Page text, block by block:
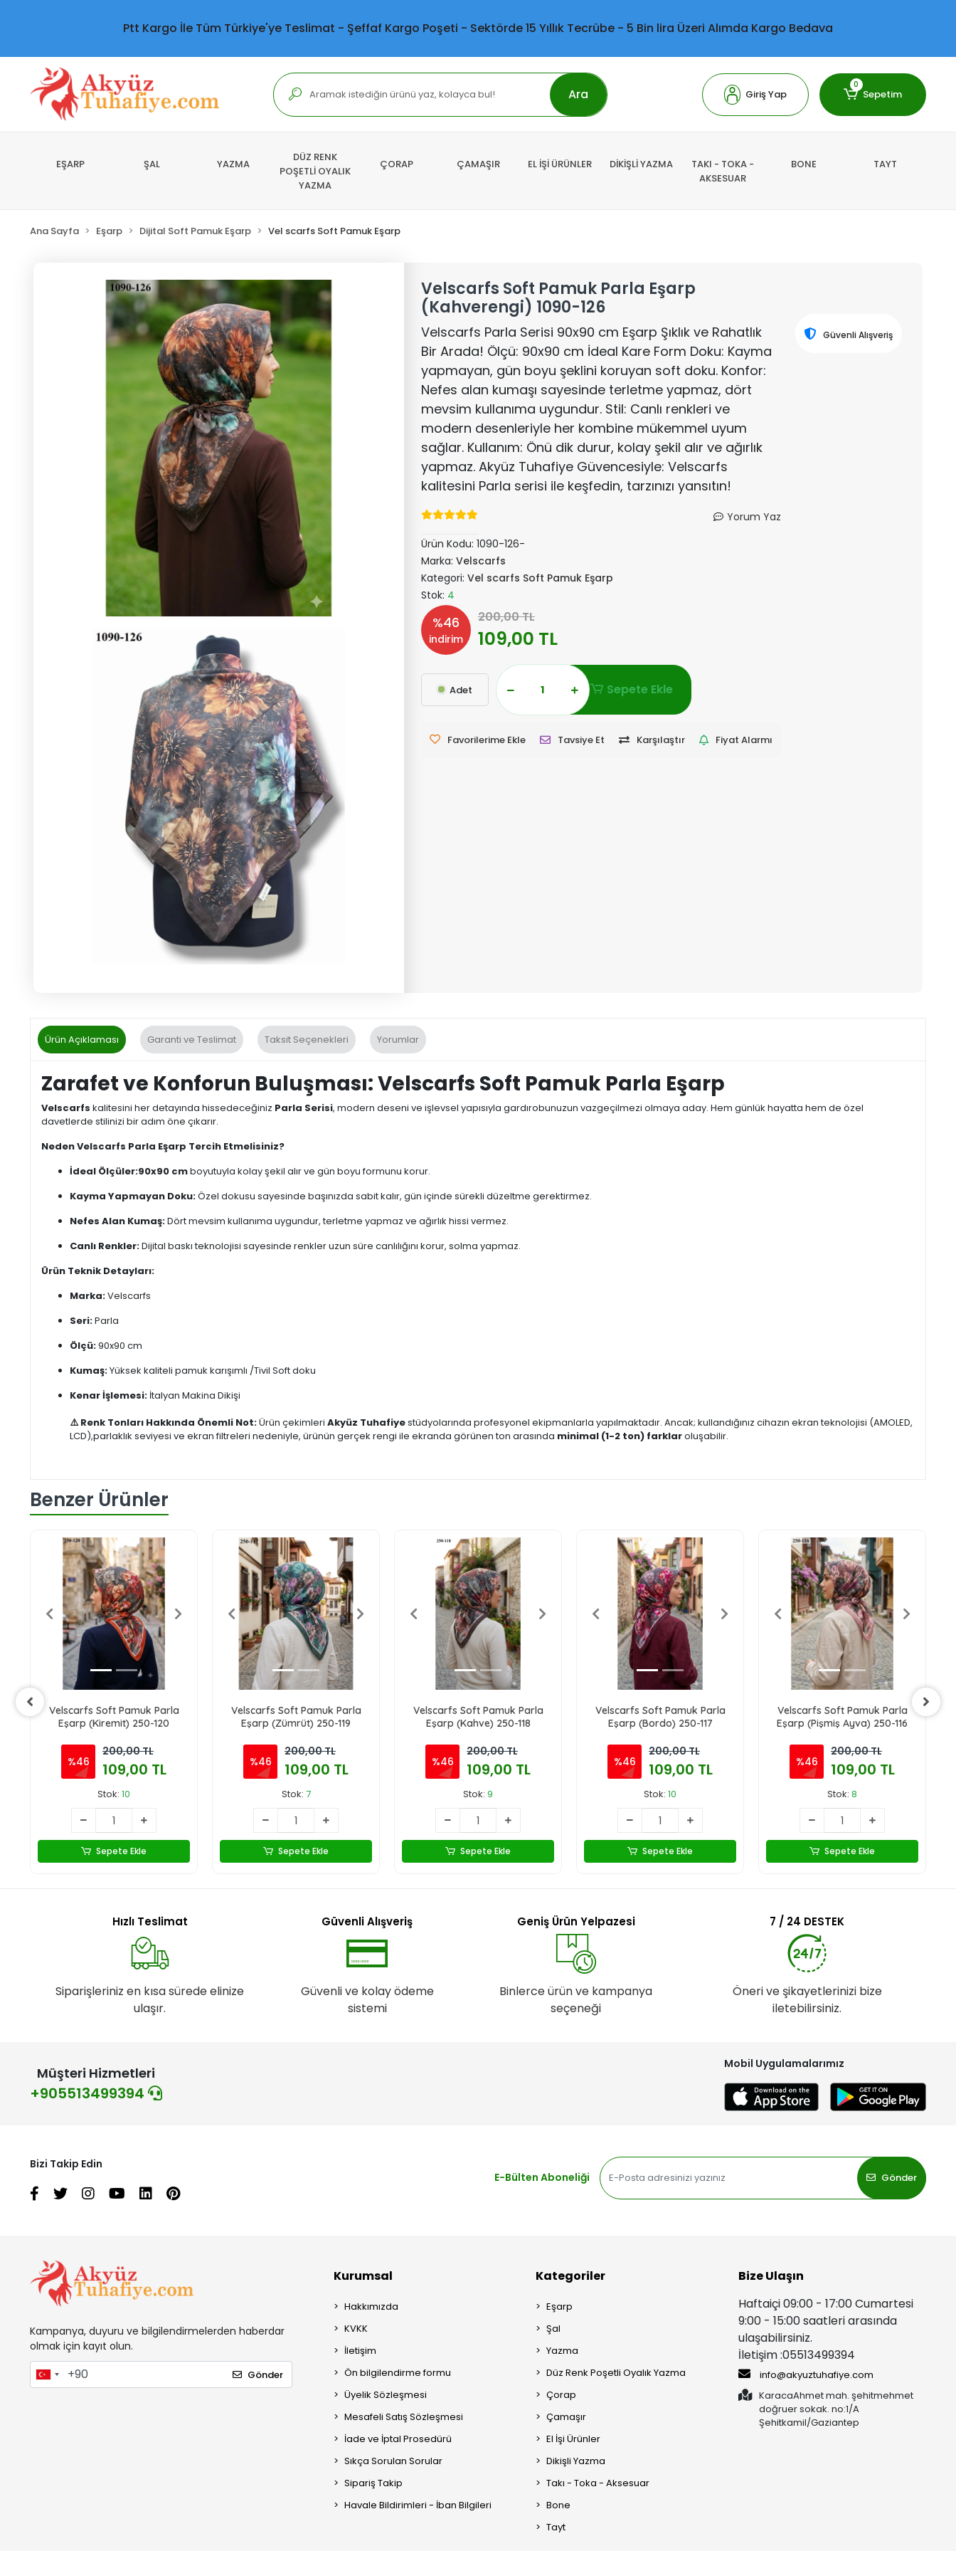
Ptt Kargo İle Tüm Türkiye'ye Teslimat - Şeffaf Kargo Poşeti - Sektörde 15 Yıllık Tecrübe - 5 Bin lira Üzeri Alımda Kargo Bedava
Ara Giriş Yap
0
Sepetim
EŞARP ŞAL YAZMA
DÜZ RENK
POŞETLİ OYALIK
YAZMA
ÇORAP ÇAMAŞIR EL İŞİ ÜRÜNLER DİKİŞLİ YAZMA
TAKI - TOKA -
AKSESUAR
BONE TAYT
Ana Sayfa Eşarp Dijital Soft Pamuk Eşarp Vel scarfs Soft Pamuk Eşarp
Velscarfs Soft Pamuk Parla Eşarp
(Kahverengi) 1090-126
Velscarfs Parla Serisi 90x90 cm Eşarp Şıklık ve Rahatlık
Bir Arada! Ölçü: 90x90 cm İdeal Kare Form Doku: Kayma
yapmayan, gün boyu şeklini koruyan soft doku. Konfor:
Nefes alan kumaşı sayesinde terletme yapmaz, dört
mevsim kullanıma uygundur. Stil: Canlı renkleri ve
modern desenleriyle her kombine mükemmel uyum
sağlar. Kullanım: Önü dik durur, kolay şekil alır ve ağırlık
yapmaz. Akyüz Tuhafiye Güvencesiyle: Velscarfs
kalitesini Parla serisi ile keşfedin, tarzınızı yansıtın!
Yorum Yaz
Ürün Kodu: 1090-126-
Marka: Velscarfs
Kategori: Vel scarfs Soft Pamuk Eşarp
Stok: 4
%46
indirim
200,00 TL
109,00 TL
Adet Sepete Ekle
Favorilerime Ekle Tavsiye Et Karşılaştır Fiyat Alarmı
Güvenli Alışveriş
Ürün Açıklaması Garanti ve Teslimat Taksit Seçenekleri Yorumlar
Zarafet ve Konforun Buluşması: Velscarfs Soft Pamuk Parla Eşarp
Velscarfs kalitesini her detayında hissedeceğiniz Parla Serisi, modern deseni ve işlevsel yapısıyla gardırobunuzun vazgeçilmezi olmaya aday. Hem günlük hayatta hem de özel
davetlerde stilinizi bir adım öne çıkarır.
Neden Velscarfs Parla Eşarp Tercih Etmelisiniz?
İdeal Ölçüler:90x90 cmboyutuyla kolay şekil alır ve gün boyu formunu korur.
Kayma Yapmayan Doku:Özel dokusu sayesinde başınızda sabit kalır, gün içinde sürekli düzeltme gerektirmez.
Nefes Alan Kumaş:Dört mevsim kullanıma uygundur, terletme yapmaz ve ağırlık hissi vermez.
Canlı Renkler:Dijital baskı teknolojisi sayesinde renkler uzun süre canlılığını korur, solma yapmaz.
Ürün Teknik Detayları:
Marka:Velscarfs
Seri:Parla
Ölçü:90x90 cm
Kumaş:Yüksek kaliteli pamuk karışımlı /Tivil Soft doku
Kenar İşlemesi: İtalyan Makina Dikişi
⚠️ Renk Tonları Hakkında Önemli Not:Ürün çekimleri Akyüz Tuhafiyestüdyolarında profesyonel ekipmanlarla yapılmaktadır. Ancak; kullandığınız cihazın ekran teknolojisi (AMOLED,
LCD),parlaklık seviyesi ve ekran filtreleri nedeniyle, ürünün gerçek rengi ile ekranda görünen ton arasında minimal (1-2 ton) farklaroluşabilir.
Benzer Ürünler
Velscarfs Soft Pamuk Parla
Eşarp (Kiremit) 250-120
%46
200,00 TL
109,00 TL
Stok: 10
Sepete Ekle
Velscarfs Soft Pamuk Parla
Eşarp (Zümrüt) 250-119
%46
200,00 TL
109,00 TL
Stok: 7
Sepete Ekle
Velscarfs Soft Pamuk Parla
Eşarp (Kahve) 250-118
%46
200,00 TL
109,00 TL
Stok: 9
Sepete Ekle
Velscarfs Soft Pamuk Parla
Eşarp (Bordo) 250-117
%46
200,00 TL
109,00 TL
Stok: 10
Sepete Ekle
Velscarfs Soft Pamuk Parla
Eşarp (Pişmiş Ayva) 250-116
%46
200,00 TL
109,00 TL
Stok: 8
Sepete Ekle
Hızlı Teslimat
Siparişleriniz en kısa sürede elinize
ulaşır.
Güvenli Alışveriş
Güvenli ve kolay ödeme
sistemi
Geniş Ürün Yelpazesi
Binlerce ürün ve kampanya
seçeneği
7 / 24 DESTEK
Öneri ve şikayetlerinizi bize
iletebilirsiniz.
Müşteri Hizmetleri
+905513499394
Mobil Uygulamalarımız
Bizi Takip Edin
E-Bülten Aboneliği
Gönder
Kampanya, duyuru ve bilgilendirmelerden haberdar
olmak için kayıt olun.
Gönder
Kurumsal
Hakkımızda
KVKK
İletişim
Ön bilgilendirme formu
Üyelik Sözleşmesi
Mesafeli Satış Sözleşmesi
İade ve İptal Prosedürü
Sıkça Sorulan Sorular
Sipariş Takip
Havale Bildirimleri - İban Bilgileri
Kategoriler
Eşarp
Şal
Yazma
Düz Renk Poşetli Oyalık Yazma
Çorap
Çamaşır
El İşi Ürünler
Dikişli Yazma
Takı - Toka - Aksesuar
Bone
Tayt
Bize Ulaşın
Haftaiçi 09:00 - 17:00 Cumartesi
9:00 - 15:00 saatleri arasında
ulaşabilirsiniz.
İletişim :05513499394
info@akyuztuhafiye.com
KaracaAhmet mah. şehitmehmet
doğruer sokak. no:1/A
Şehitkamil/Gaziantep